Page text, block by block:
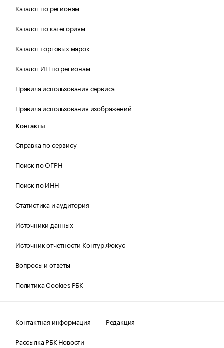
Каталог по регионам
Каталог по категориям
Каталог торговых марок
Каталог ИП по регионам
Правила использования сервиса
Правила использования изображений
Контакты
Справка по сервису
Поиск по ОГРН
Поиск по ИНН
Статистика и аудитория
Источники данных
Источник отчетности Контур.Фокус
Вопросы и ответы
Политика Cookies РБК
Контактная информация
Редакция
Рассылка РБК Новости